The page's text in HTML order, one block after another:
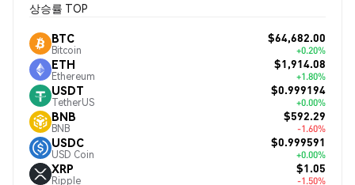
상승률 TOP
BTC
Bitcoin
$64,682.00
+0.20%
ETH
Ethereum
$1,914.08
+1.80%
USDT
TetherUS
$0.999194
+0.00%
BNB
BNB
$592.29
-1.60%
USDC
USD Coin
$0.999591
+0.00%
XRP
Ripple
$1.05
-1.50%